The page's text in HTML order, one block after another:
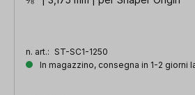
n. art.: ST-SC1-1250
In magazzino, consegna in 1-2 giorni